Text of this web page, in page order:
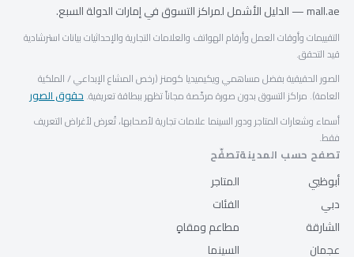
mall.ae — الدليل الأشمل لمراكز التسوق في إمارات الدولة السبع.
التقييمات وأوقات العمل وأرقام الهواتف والعلامات التجارية والإحداثيات بيانات استرشادية
قيد التحقق.
الصور الحقيقية بفضل مساهمي ويكيميديا كومنز (رخص المشاع الإبداعي / الملكية
العامة). مراكز التسوق بدون صورة مرخّصة مجاناً تظهر ببطاقة تعريفية.حقوق الصور
أسماء وشعارات المتاجر ودور السينما علامات تجارية لأصحابها، تُعرض لأغراض التعريف
فقط.
تصفح حسب المدينة
أبوظبي
دبي
الشارقة
عجمان
تصفّح
المتاجر
الفئات
مطاعم ومقاهٍ
السينما